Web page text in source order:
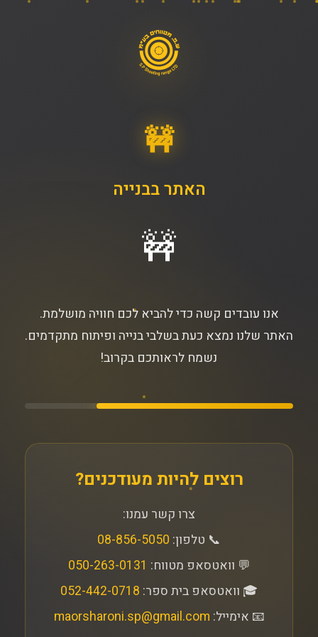
🚧
האתר בבנייה
🚧
אנו עובדים קשה כדי להביא לכם חוויה מושלמת.
האתר שלנו נמצא כעת בשלבי בנייה ופיתוח מתקדמים.
נשמח לראותכם בקרוב!
רוצים להיות מעודכנים?
צרו קשר עמנו:
📞 טלפון: 08-856-5050
💬 וואטסאפ מטווח: 050-263-0131
🎓 וואטסאפ בית ספר: 052-442-0718
📧 אימייל: maorsharoni.sp@gmail.com